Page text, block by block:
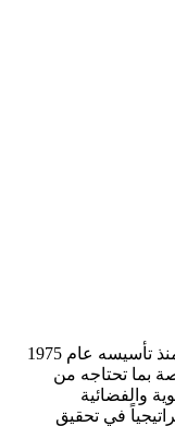
لقد دأب المركز الجغرافي الملكي الأردني ومنذ تأسيسه عام 1975
بما تحتاجه من
والفضائية
في تحقيق